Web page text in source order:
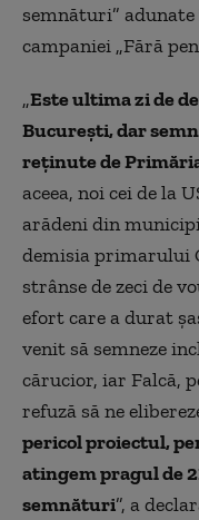
semnături”
campaniei „Fără
„Este ultima zi de
Bucureşti, dar
reţinute de
aceea, noi cei de la
arădeni din
demisia primarului
strânse de zeci de
efort care a durat
venit să semneze
cărucior, iar Falcă,
refuză să ne
pericol proiectul,
atingem pragul de
semnături”, a